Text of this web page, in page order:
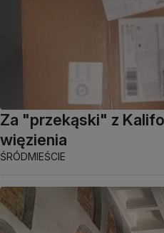
Za "przekąski" z
więzienia
ŚRÓDMIEŚCIE